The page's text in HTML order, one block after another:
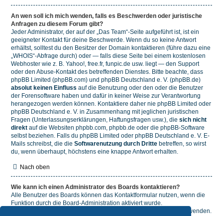
An wen soll ich mich wenden, falls es Beschwerden oder juristische
Anfragen zu diesem Forum gibt?
Jeder Administrator, der auf der „Das Team“-Seite aufgeführt ist, ist ein
geeigneter Kontakt für deine Beschwerde. Wenn du so keine Antwort
erhältst, solltest du den Besitzer der Domain kontaktieren (führe dazu eine
„WHOIS“-Abfrage durch) oder — falls diese Seite bei einem kostenlosen
Webhoster wie z. B. Yahoo!, free.fr, funpic.de usw. liegt — den Support
oder den Abuse-Kontakt des betreffenden Dienstes. Bitte beachte, dass
phpBB Limited (phpBB.com) und phpBB Deutschland e. V. (phpBB.de)
absolut keinen Einfluss auf die Benutzung oder den oder die Benutzer
der Forensoftware haben und dafür in keiner Weise zur Verantwortung
herangezogen werden können. Kontaktiere daher nie phpBB Limited oder
phpBB Deutschland e. V. in Zusammenhang mit jeglichen juristischen
Fragen (Unterlassungserklärungen, Haftungsfragen usw.), die sich nicht
direkt auf die Websiten phpbb.com, phpbb.de oder die phpBB-Software
selbst beziehen. Falls du phpBB Limited oder phpBB Deutschland e. V. E-
Mails schreibst, die die Softwarenutzung durch Dritte betreffen, so wirst
du, wenn überhaupt, höchstens eine knappe Antwort erhalten.
Nach oben
Wie kann ich einen Administrator des Boards kontaktieren?
Alle Benutzer des Boards können das Kontaktformular nutzen, wenn die
Funktion durch die Board-Administration aktiviert wurde.
Mitglieder des Boards können zusätzlich den Link „Das Team“ verwenden.